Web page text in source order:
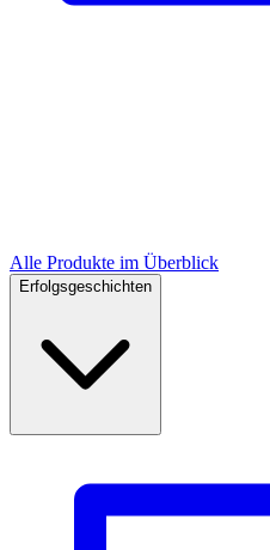
Alle Produkte im Überblick
Erfolgsgeschichten